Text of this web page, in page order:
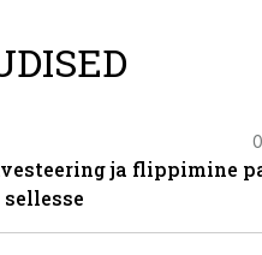
ja flippimine